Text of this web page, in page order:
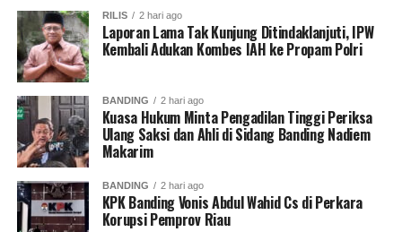
North Jakarta Journalist
RILIS 2 hari ago
Laporan Lama Tak Kunjung Ditindaklanjuti, IPW
Kembali Adukan Kombes IAH ke Propam Polri
BANDING 2 hari ago
Kuasa Hukum Minta Pengadilan Tinggi Periksa
Ulang Saksi dan Ahli di Sidang Banding Nadiem
Makarim
BANDING 2 hari ago
KPK Banding Vonis Abdul Wahid Cs di Perkara
Korupsi Pemprov Riau